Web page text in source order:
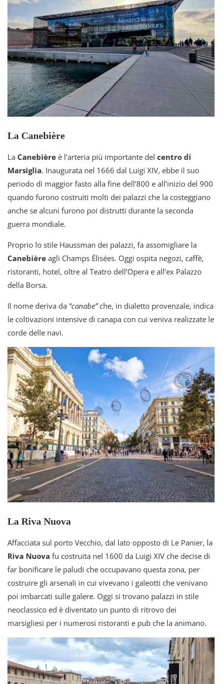
La Canebière
La Canebière è l’arteria più importante del centro di
Marsiglia. Inaugurata nel 1666 dal Luigi XIV, ebbe il suo
periodo di maggior fasto alla fine dell’800 e all’inizio del 900
quando furono costruiti molti dei palazzi che la costeggiano
anche se alcuni furono poi distrutti durante la seconda
guerra mondiale.
Proprio lo stile Haussman dei palazzi, fa assomigliare la
Canebière agli Champs Élisées. Oggi ospita negozi, caffè,
ristoranti, hotel, oltre al Teatro dell’Opera e all’ex Palazzo
della Borsa.
Il nome deriva da “canabe”che, in dialetto provenzale, indica
le coltivazioni intensive di canapa con cui veniva realizzate le
corde delle navi.
La Riva Nuova
Affacciata sul porto Vecchio, dal lato opposto di Le Panier, la
Riva Nuova fu costruita nel 1600 da Luigi XIV che decise di
far bonificare le paludi che occupavano questa zona, per
costruire gli arsenali in cui vivevano i galeotti che venivano
poi imbarcati sulle galere. Oggi si trovano palazzi in stile
neoclassico ed è diventato un punto di ritrovo dei
marsigliesi per i numerosi ristoranti e pub che la animano.